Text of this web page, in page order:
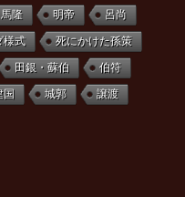
馬隆 明帝 呂尚
様式 死にかけた孫策
田銀・蘇伯 伯符
国 城郭 譲渡